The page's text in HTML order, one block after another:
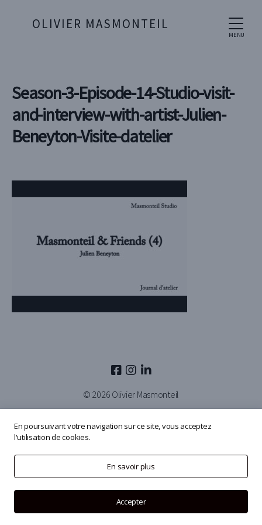
MENU
OLIVIER MASMONTEIL
Season-3-Episode-14-Studio-visit-
and-interview-with-artist-Julien-
Beneyton-Visite-datelier
© 2026 Olivier Masmonteil
En poursuivant votre navigation sur ce site, vous acceptez
l'utilisation de cookies.
En savoir plus
Accepter